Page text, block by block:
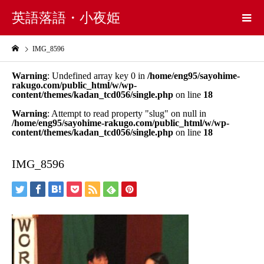
英語落語・小夜姫
IMG_8596
Warning: Undefined array key 0 in /home/eng95/sayohime-
rakugo.com/public_html/w/wp-
content/themes/kadan_tcd056/single.php on line 18
Warning: Attempt to read property "slug" on null in
/home/eng95/sayohime-rakugo.com/public_html/w/wp-
content/themes/kadan_tcd056/single.php on line 18
IMG_8596